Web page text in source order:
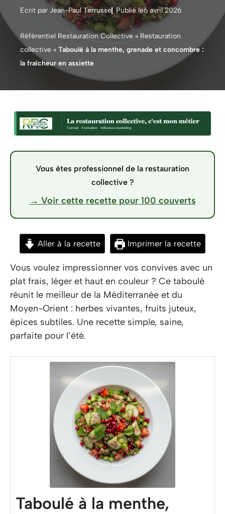
Ecrit par Jean-Paul Terrusse Publié le6 avril 2026
Référentiel Restauration Collective » Restauration
collective » Taboulé à la menthe, grenade et concombre :
la fraîcheur en assiette
Vous êtes professionnel de la restauration
collective ?
→ Voir cette recette pour 100 couverts
Aller à la recette Imprimer la recette
Vous voulez impressionner vos convives avec un
plat frais, léger et haut en couleur ? Ce taboulé
réunit le meilleur de la Méditerranée et du
Moyen-Orient : herbes vivantes, fruits juteux,
épices subtiles. Une recette simple, saine,
parfaite pour l’été.
Taboulé à la menthe,